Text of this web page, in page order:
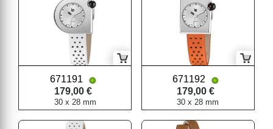
671191
179,00 €
30 x 28 mm
671192
179,00 €
30 x 28 mm